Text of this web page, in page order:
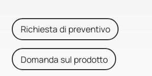
Richiesta di preventivo
Domanda sul prodotto